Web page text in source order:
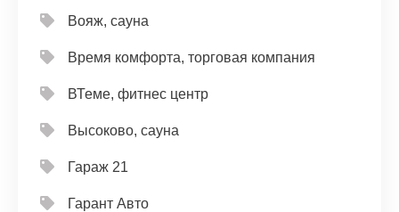
Вояж, сауна
Время комфорта, торговая компания
ВТеме, фитнес центр
Высоково, сауна
Гараж 21
Гарант Авто